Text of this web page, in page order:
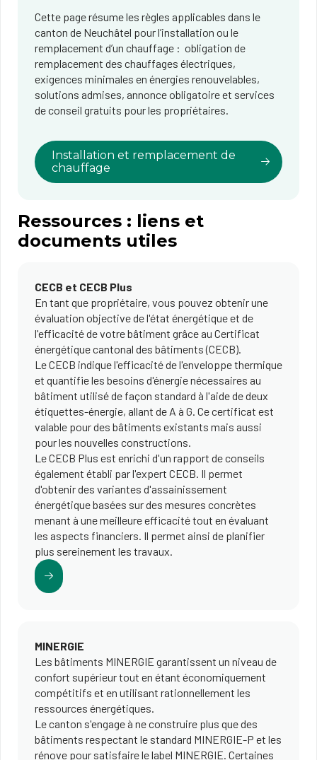
Cette page résume les règles applicables dans le
canton de Neuchâtel pour l’installation ou le
remplacement d’un chauffage : obligation de
remplacement des chauffages électriques,
exigences minimales en énergies renouvelables,
solutions admises, annonce obligatoire et services
de conseil gratuits pour les propriétaires.
Installation et remplacement de
chauffage
Ressources : liens et
documents utiles
CECB et CECB Plus
En tant que propriétaire, vous pouvez obtenir une
évaluation objective de l'état énergétique et de
l'efficacité de votre bâtiment grâce au Certificat
énergétique cantonal des bâtiments (CECB).
Le CECB indique l'efficacité de l'enveloppe thermique
et quantifie les besoins d'énergie nécessaires au
bâtiment utilisé de façon standard à l'aide de deux
étiquettes-énergie, allant de A à G. Ce certificat est
valable pour des bâtiments existants mais aussi
pour les nouvelles constructions.
Le CECB Plus est enrichi d'un rapport de conseils
également établi par l'expert CECB. Il permet
d'obtenir des variantes d'assainissement
énergétique basées sur des mesures concrètes
menant à une meilleure efficacité tout en évaluant
les aspects financiers. Il permet ainsi de planifier
plus sereinement les travaux.
MINERGIE
Les bâtiments MINERGIE garantissent un niveau de
confort supérieur tout en étant économiquement
compétitifs et en utilisant rationnellement les
ressources énergétiques.
Le canton s'engage à ne construire plus que des
bâtiments respectant le standard MINERGIE-P et les
rénove pour satisfaire le label MINERGIE. Certaines